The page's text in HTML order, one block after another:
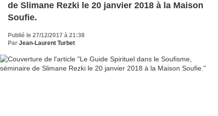
de Slimane Rezki le 20 janvier 2018 à la Maison
Soufie.
Publié le 27/12/2017 à 21:38
Par Jean-Laurent Turbet